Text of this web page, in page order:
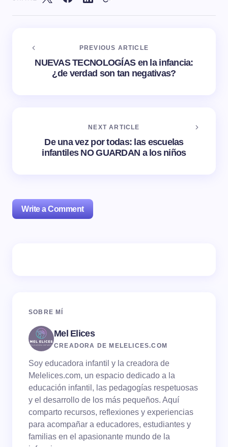
PREVIOUS ARTICLE
NUEVAS TECNOLOGÍAS en la infancia:
¿de verdad son tan negativas?
NEXT ARTICLE
De una vez por todas: las escuelas
infantiles NO GUARDAN a los niños
Write a Comment
Your Comment *
Email *
Save my name and email in this browser for the
SOBRE MÍ
Mel Elices
CREADORA DE MELELICES.COM
Soy educadora infantil y la creadora de
Melelices.com, un espacio dedicado a la
educación infantil, las pedagogías respetuosas
y el desarrollo de los más pequeños. Aquí
comparto recursos, reflexiones y experiencias
para acompañar a educadores, estudiantes y
familias en el apasionante mundo de la